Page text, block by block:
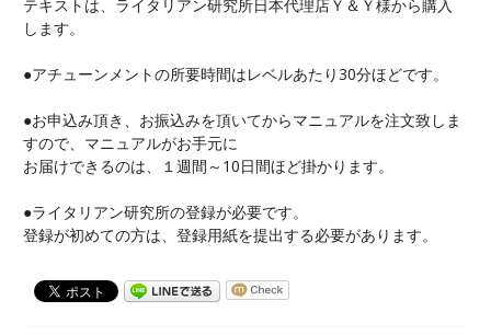
テキストは、ライタリアン研究所日本代理店Ｙ＆Ｙ様から購入
します。
●アチューンメントの所要時間はレベルあたり30分ほどです。
●お申込み頂き、お振込みを頂いてからマニュアルを注文致しま
すので、マニュアルがお手元に
お届けできるのは、１週間～10日間ほど掛かります。
●ライタリアン研究所の登録が必要です。
登録が初めての方は、登録用紙を提出する必要があります。